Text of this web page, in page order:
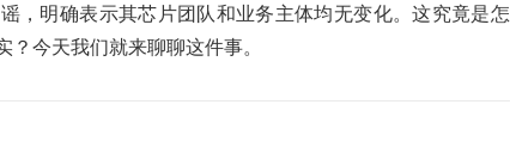
，明确表示其芯片团队和业务主体均无变化。这究竟是怎
今天我们就来聊聊这件事。